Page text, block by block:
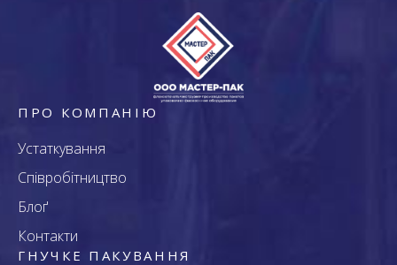
ПРО КОМПАНІЮ
Устаткування
Співробітництво
Блоґ
Контакти
ГНУЧКЕ ПАКУВАННЯ